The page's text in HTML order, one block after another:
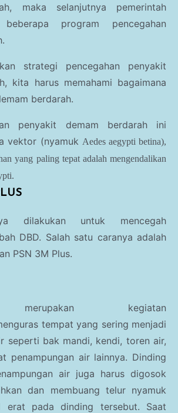
maka selanjutnya pemerintah
beberapa program pencegahan
strategi pencegahan penyakit
kita harus memahami bagaimana
berdarah.
penyakit demam berdarah ini
vektor (nyamuk Aedes aegypti betina),
yang paling tepat adalah mengendalikan
dilakukan untuk mencegah
DBD. Salah satu caranya adalah
PSN 3M Plus.
merupakan kegiatan
tempat yang sering menjadi
seperti bak mandi, kendi, toren air,
penampungan air lainnya. Dinding
air juga harus digosok
dan membuang telur nyamuk
erat pada dinding tersebut. Saat